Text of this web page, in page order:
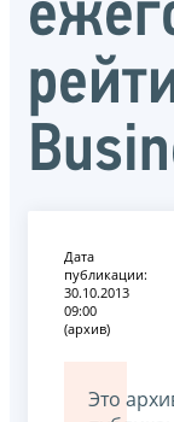
Дата
публикации:
30.10.2013
09:00
(архив)
Это